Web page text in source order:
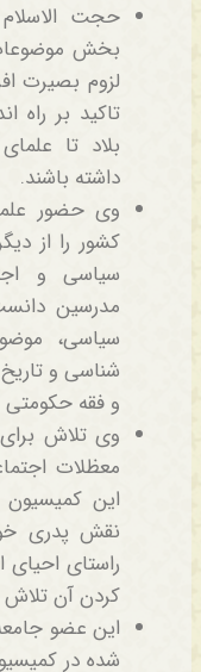
حجت
بخش
لزوم بصیرت
تاکید بر
بلاد تا
داشته باشند.
وی حضور
کشور را از
سیاسی و
مدرسین
سیاسی،
شناسی و
و فقه حکومتی
وی تلاش
معظلات
این
نقش پدری
راستای احیای
کردن آن تلاش
این عضو
شده در